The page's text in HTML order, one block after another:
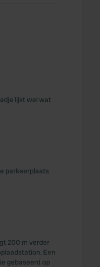
lijkt wel wat
parkeerplaats
200 m verder
Een
gebaseerd op